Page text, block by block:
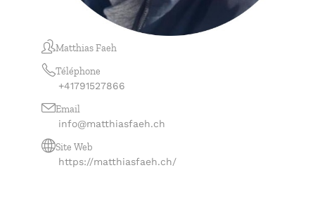
Matthias Faeh
Téléphone
+41791527866
Email
info@matthiasfaeh.ch
Site Web
https://matthiasfaeh.ch/